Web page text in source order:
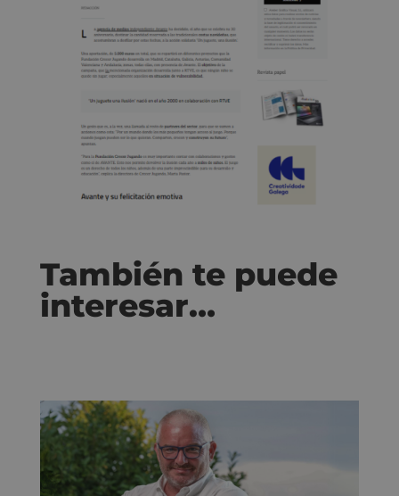
También te puede
interesar…